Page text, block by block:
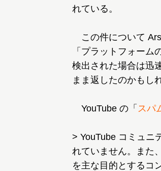
れている。
この件について Ars
「プラットフォー
検出された場合は迅
まま返したのかもし
YouTube の「 スパ
> YouTube コミュニ
れていません。また
を主な目的とするコ